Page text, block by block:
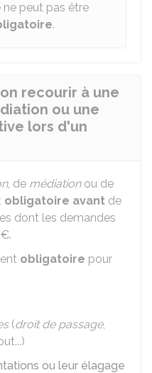
ne peut pas être
.
recourir à une
ou une
lors d'un
, de médiationou de
obligatoire avant de
dont les demandes
€.
obligatoire pour
(droit de passage,
ou leur élagage